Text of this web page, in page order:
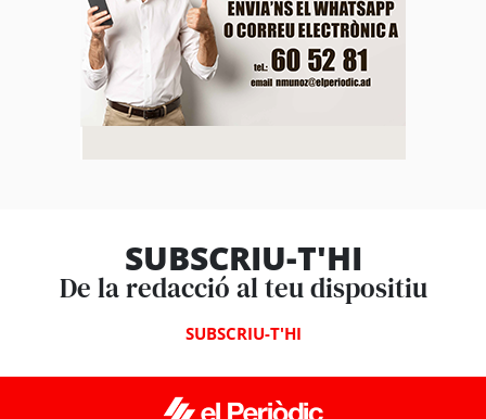
SUBSCRIU-T'HI
De la redacció al teu dispositiu
SUBSCRIU-T'HI